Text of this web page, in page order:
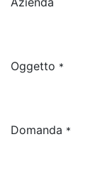
Oggetto *
Domanda *